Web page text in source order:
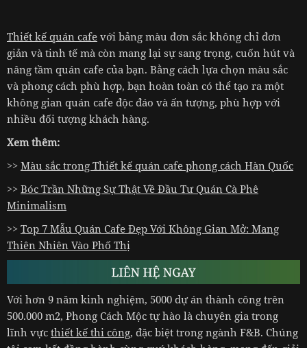
Thiết kế quán cafe với bảng màu đơn sắc không chỉ đơn
giản và tinh tế mà còn mang lại sự sang trọng, cuốn hút và
nâng tầm quán cafe của bạn. Bằng cách lựa chọn màu sắc
và phong cách phù hợp, bạn hoàn toàn có thể tạo ra một
không gian quán cafe độc đáo và ấn tượng, phù hợp với
nhiều đối tượng khách hàng.
Xem thêm:
>> Màu sắc trong Thiết kế quán cafe phong cách Hàn Quốc
>> Bóc Trần Những Sự Thật Về Đầu Tư Quán Cà Phê
Minimalism
>> Top 7 Mẫu Quán Cafe Đẹp Với Không Gian Mở: Mang
Thiên Nhiên Vào Phố Thị
Với hơn 9 năm kinh nghiệm, 5000 dự án thành công trên
500.000 m2, Phong Cách Mộc tự hào là chuyên gia trong
lĩnh vực thiết kế thi công, đặc biệt trong ngành F&B. Chúng